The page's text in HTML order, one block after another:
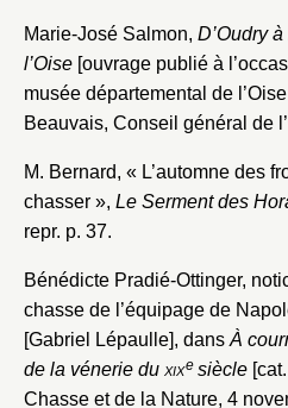
Marie-José Salmon, D’Oudry
l’Oise [ouvrage publié à
musée départemental de
Beauvais, Conseil général de
M. Bernard, « L’automne des
chasser », Le Serment des
repr. p. 37.
Bénédicte Pradié-Ottinger,
chasse de l’équipage de
[Gabriel Lépaulle], dans À
de la vénerie du xixesiècle
Chasse et de la Nature, 4